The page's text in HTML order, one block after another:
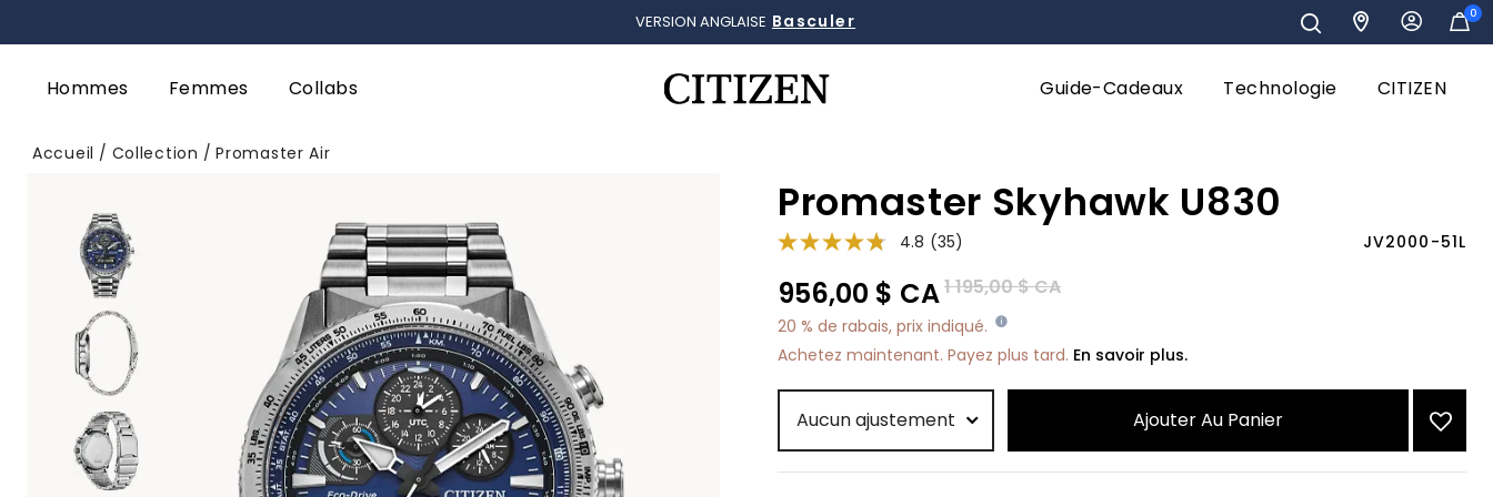
VERSION ANGLAISE Basculer
Hommes Femmes Collabs Guide-Cadeaux Technologie CITIZEN
0
Accueil Collection Promaster Air
Promaster Skyhawk U830
4.8 (35) JV2000-51L
Prix réduit de
1 195,00 $ CAà
956,00 $ CA
20 % de rabais, prix indiqué.
Achetez maintenant. Payez plus tard. En savoir plus.
Ajouter Au Panier
Ajouté à Gérer la liste